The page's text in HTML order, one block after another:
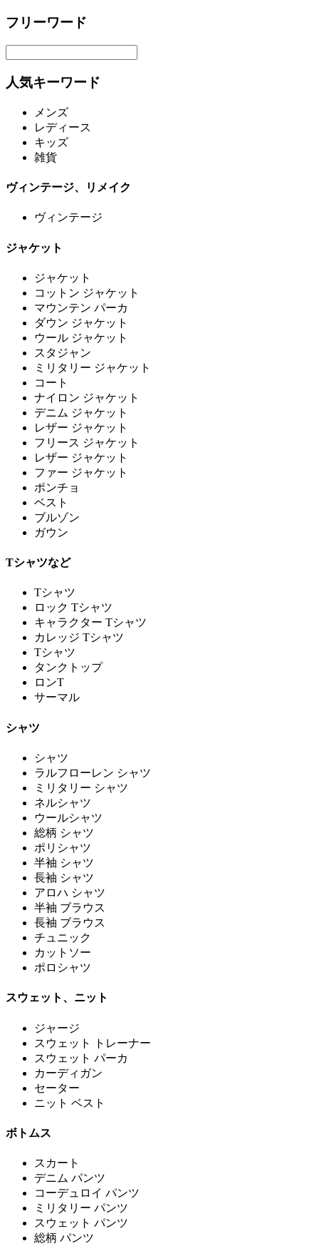
フリーワード
人気キーワード
メンズ
レディース
キッズ
雑貨
ヴィンテージ、リメイク
ヴィンテージ
ジャケット
ジャケット
コットン ジャケット
マウンテン パーカ
ダウン ジャケット
ウール ジャケット
スタジャン
ミリタリー ジャケット
コート
ナイロン ジャケット
デニム ジャケット
レザー ジャケット
フリース ジャケット
レザー ジャケット
ファー ジャケット
ポンチョ
ベスト
ブルゾン
ガウン
Tシャツなど
Tシャツ
ロック Tシャツ
キャラクター Tシャツ
カレッジ Tシャツ
Tシャツ
タンクトップ
ロンT
サーマル
シャツ
シャツ
ラルフローレン シャツ
ミリタリー シャツ
ネルシャツ
ウールシャツ
総柄 シャツ
ポリシャツ
半袖 シャツ
長袖 シャツ
アロハ シャツ
半袖 ブラウス
長袖 ブラウス
チュニック
カットソー
ポロシャツ
スウェット、ニット
ジャージ
スウェット トレーナー
スウェット パーカ
カーディガン
セーター
ニット ベスト
ボトムス
スカート
デニム パンツ
コーデュロイ パンツ
ミリタリー パンツ
スウェット パンツ
総柄 パンツ